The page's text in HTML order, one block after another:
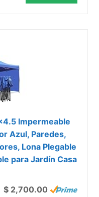
Impermeable
Azul, Paredes,
Lona Plegable
para Jardín Casa
$ 2,700.00